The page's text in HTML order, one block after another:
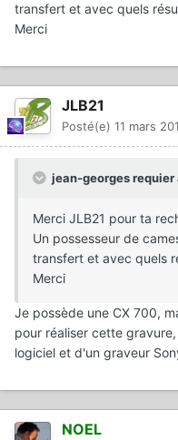
transfert et avec quels
Merci
JLB21
Posté(e) 11 mars
jean-georges requier
Merci JLB21 pour ta
Un possesseur de
transfert et avec quels
Merci
Je possède une CX 700,
pour réaliser cette
logiciel et d'un graveur
NOEL